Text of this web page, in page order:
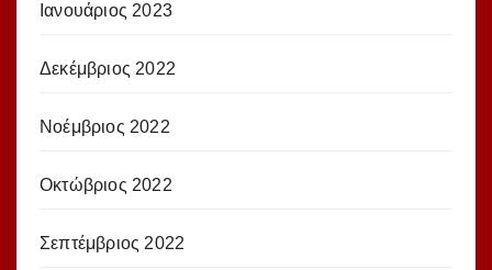
Ιανουάριος 2023
Δεκέμβριος 2022
Νοέμβριος 2022
Οκτώβριος 2022
Σεπτέμβριος 2022